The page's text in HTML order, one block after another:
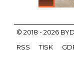
© 2018 - 2026
RSS
TISK